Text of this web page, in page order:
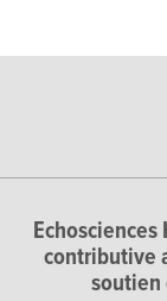
contributive
soutien